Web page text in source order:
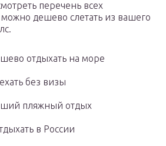
перечень всех
дешево слетать из вашего
отдыхать на море
без визы
пляжный отдых
в России